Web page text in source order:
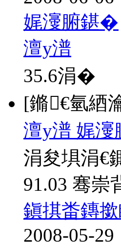
娓濅腑鍖�
澶у潽
35.6涓�
[鏅€氫綇
澶у潽 娓
涓夋埧涓€
91.03 骞崇
鎭掑畨鏄
2008-05-29